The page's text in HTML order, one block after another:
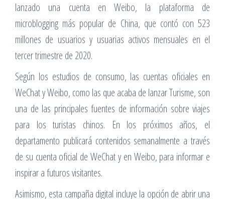
lanzado una cuenta en Weibo, la plataforma de
microblogging más popular de China, que contó con 523
millones de usuarios y usuarias activos mensuales en el
tercer trimestre de 2020.
Según los estudios de consumo, las cuentas oficiales en
WeChat y Weibo, como las que acaba de lanzar Turisme, son
una de las principales fuentes de información sobre viajes
para los turistas chinos. En los próximos años, el
departamento publicará contenidos semanalmente a través
de su cuenta oficial de WeChat y en Weibo, para informar e
inspirar a futuros visitantes.
Asimismo, esta campaña digital incluye la opción de abrir una